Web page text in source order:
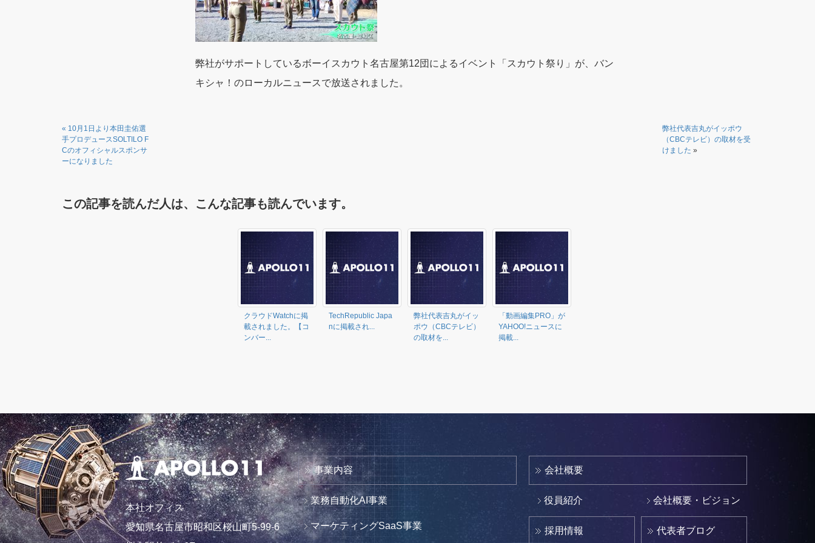
弊社がサポートしているボーイスカウト名古屋第12団によるイベント「スカウト祭り」が、バン
キシャ！のローカルニュースで放送されました。
« 10月1日より本田圭佑選
手プロデュースSOLTILO F
Cのオフィシャルスポンサ
ーになりました
弊社代表吉丸がイッポウ
（CBCテレビ）の取材を受
けました »
この記事を読んだ人は、こんな記事も読んでいます。
クラウドWatchに掲
載されました。【コ
ンバー...
TechRepublic Japa
nに掲載され...
弊社代表吉丸がイッ
ポウ（CBCテレビ）
の取材を...
「動画編集PRO」が
YAHOO!ニュースに
掲載...
本社オフィス
愛知県名古屋市昭和区桜山町5-99-6
事業内容
業務自動化AI事業
マーケティングSaaS事業
会社概要
役員紹介 会社概要・ビジョン
採用情報 代表者ブログ